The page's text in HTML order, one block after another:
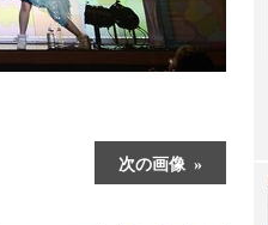
次の画像